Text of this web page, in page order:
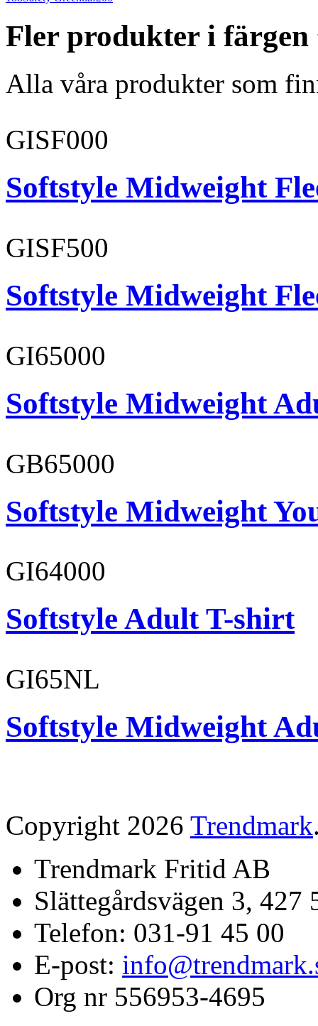
Fler produkter i färgen
Alla våra produkter som
GISF000
Softstyle Midweight
GISF500
Softstyle Midweight
GI65000
Softstyle Midweight
GB65000
Softstyle Midweight
GI64000
Softstyle Adult T-shirt
GI65NL
Softstyle Midweight
Copyright 2026 Trendmark
Trendmark Fritid AB
Slättegårdsvägen 3,
Telefon: 031-91 45 00
E-post:
Org nr 556953-4695